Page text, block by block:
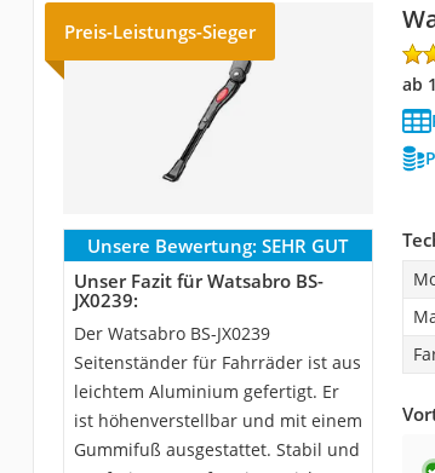
Preis-Leistungs-Sieger
ab
Unsere Bewertung: SEHR GUT
Unser Fazit für Watsabro BS-
JX0239:
Der Watsabro BS-JX0239
Seitenständer für Fahrräder ist aus
leichtem Aluminium gefertigt. Er
ist höhenverstellbar und mit einem
Gummifuß ausgestattet. Stabil und